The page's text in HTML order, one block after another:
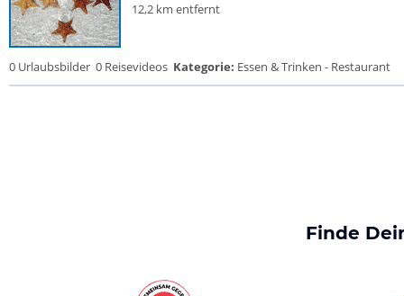
12,2 km entfernt
0 Urlaubsbilder 0 Reisevideos Kategorie: Essen & Trinken - Restaurant
Finde